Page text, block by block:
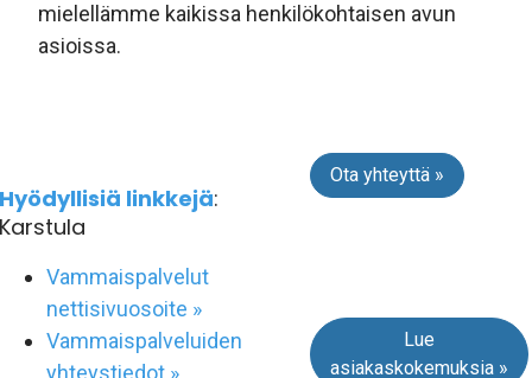
linkkejä:
Vammaispalvelut
nettisivuosoite »
Vammaispalveluiden
yhteystiedot »
Ota yhteyttä »
Lue
asiakaskokemuksia »
mielellämme kaikissa henkilökohtaisen avun
asioissa.